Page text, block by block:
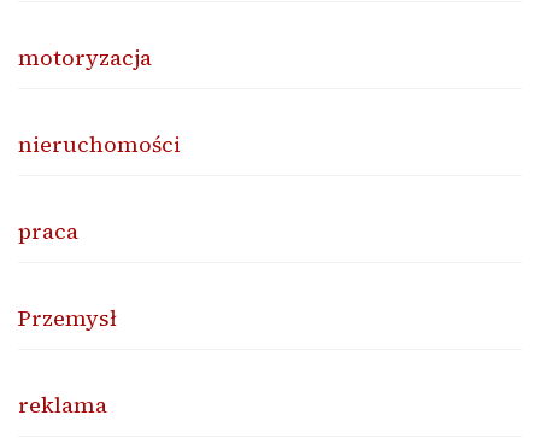
motoryzacja
nieruchomości
praca
Przemysł
reklama